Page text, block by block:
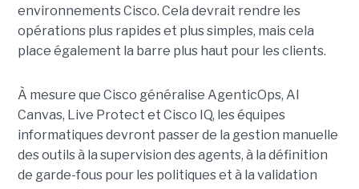
environnements Cisco. Cela devrait rendre les
opérations plus rapides et plus simples, mais cela
place également la barre plus haut pour les clients.
À mesure que Cisco généralise AgenticOps, AI
Canvas, Live Protect et Cisco IQ, les équipes
informatiques devront passer de la gestion manuelle
des outils à la supervision des agents, à la définition
de garde-fous pour les politiques et à la validation